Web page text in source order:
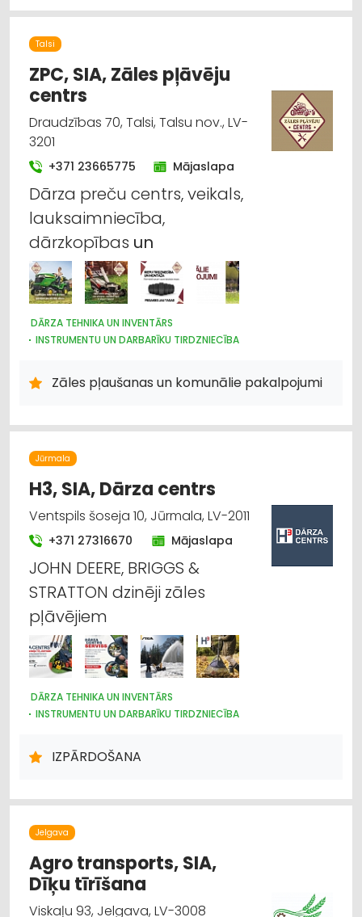
Iekraušanas un izkraušanas tehnika
Mežkopības un mežizstrādes tehnika
MEŽKOPĪBAS UN MEŽIZSTRĀDES TEHNIKA
NOLIKTAVU TEHNIKA UN APRĪKOJUMS
BIOLOĢISKĀ LAUKSAIMNIECĪBA
LAUKSAIMNIECĪBAS TEHNIKAS UN TRAKTORTEHNIKAS REZERVES
DAĻAS
LAUKSAIMNIECĪBAS TEHNIKAS UN TRAKTORTEHNIKAS
CELTNIECĪBAS TEHNIKA UN IEKĀRTAS; NOMA
Talsi
ZPC, SIA, Zāles pļāvēju
centrs
Draudzības 70, Talsi, Talsu nov., LV-
3201
+371 23665775 Mājaslapa
Dārza preču centrs, veikals,
lauksaimniecība,
dārzkopības un
DĀRZA TEHNIKA UN INVENTĀRS
INSTRUMENTU UN DARBARĪKU TIRDZNIECĪBA
INTERNETVEIKALI, E-KOMERCIJA
AUTO RIEPU SERVISS
LABIEKĀRTOŠANA, APZAĻUMOŠANA
LAUKSAIMNIECĪBAS TEHNIKAS UN TRAKTORTEHNIKAS
LAUKSAIMNIECĪBAS TEHNIKAS UN TRAKTORTEHNIKAS
TIRDZNIECĪBA
LAUKSAIMNIECĪBAS TEHNIKAS UN TRAKTORTEHNIKAS REZERVES
DAĻAS
CELTNIECĪBAS TEHNIKA UN IEKĀRTAS; NOMA
Zāles pļaušanas un komunālie pakalpojumi
Jūrmala
H3, SIA, Dārza centrs
Ventspils šoseja 10, Jūrmala, LV-2011
+371 27316670 Mājaslapa
JOHN DEERE, BRIGGS &
STRATTON dzinēji zāles
pļāvējiem
DĀRZA TEHNIKA UN INVENTĀRS
INSTRUMENTU UN DARBARĪKU TIRDZNIECĪBA
LABOŠANA, REMONTS
ELEKTRODZINĒJI, ELEKTROMOTORI, TO REMONTS
LABIEKĀRTOŠANA, APZAĻUMOŠANA
KOKU KOPŠANA, ARBORISTI
IZPĀRDOŠANA
Jelgava
Agro transports, SIA,
Dīķu tīrīšana
Viskaļu 93, Jelgava, LV-3008